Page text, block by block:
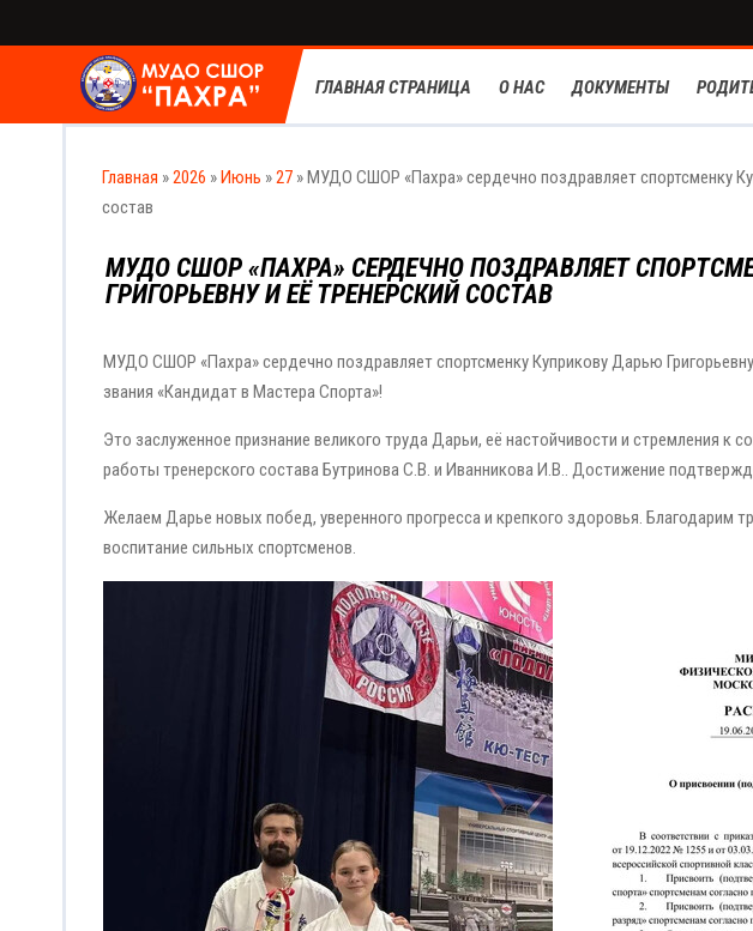
ГЛАВНАЯ СТРАНИЦА О НАС ДОКУМЕНТЫ
Главная »2026 »Июнь »27 » МУДО СШОР «Пахра» сердечно поздравляет спортсменку
состав
МУДО СШОР «ПАХРА» СЕРДЕЧНО ПОЗДРАВЛЯЕТ
ГРИГОРЬЕВНУ И ЕЁ ТРЕНЕРСКИЙ СОСТАВ
МУДО СШОР «Пахра» сердечно поздравляет спортсменку Куприкову Дарью
звания «Кандидат в Мастера Спорта»!
Это заслуженное признание великого труда Дарьи, её настойчивости и стремления к
работы тренерского состава Бутринова С.В. и Иванникова И.В.. Достижение
Желаем Дарье новых побед, уверенного прогресса и крепкого здоровья. Благодарим
воспитание сильных спортсменов.